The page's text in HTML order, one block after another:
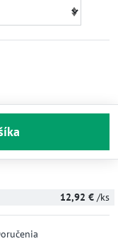
12,92 € /ks